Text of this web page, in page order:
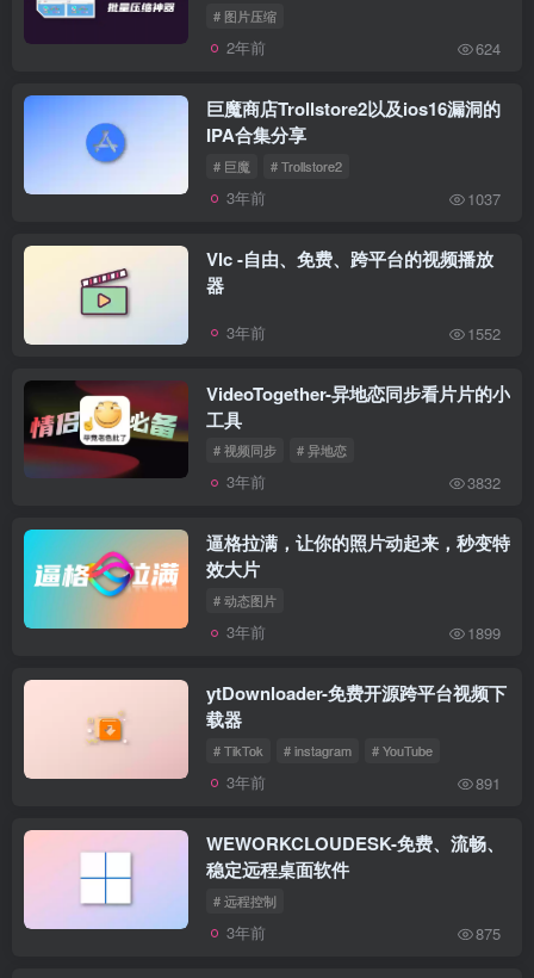
# 图片压缩
2年前 624
巨魔商店Trollstore2以及ios16漏洞的
IPA合集分享
# 巨魔 # Trollstore2
3年前 1037
Vlc -自由、免费、跨平台的视频播放
器
3年前 1552
VideoTogether-异地恋同步看片片的小
工具
# 视频同步 # 异地恋
3年前 3832
逼格拉满，让你的照片动起来，秒变特
效大片
# 动态图片
3年前 1899
ytDownloader-免费开源跨平台视频下
载器
# TikTok # instagram # YouTube
3年前 891
WEWORKCLOUDESK-免费、流畅、
稳定远程桌面软件
# 远程控制
3年前 875